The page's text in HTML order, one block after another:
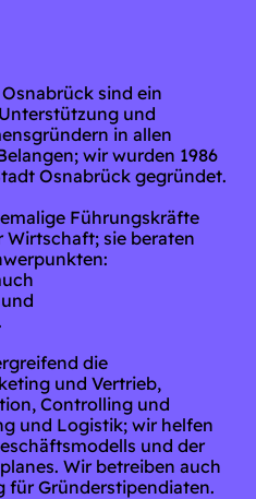
sind ein
und
in allen
wir wurden 1986
Osnabrück gegründet.
Führungskräfte
Wirtschaft; sie beraten
die
und Vertrieb,
Controlling und
und Logistik; wir helfen
und der
Wir betreiben auch
für Gründerstipendiaten.